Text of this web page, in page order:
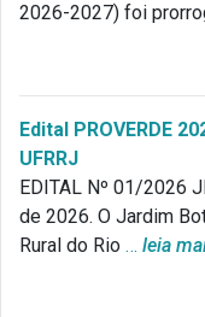
2026-2027) foi
Edital PROVERDE
UFRRJ
EDITAL Nº 01/2026
de 2026. O Jardim
Rural do Rio … leia